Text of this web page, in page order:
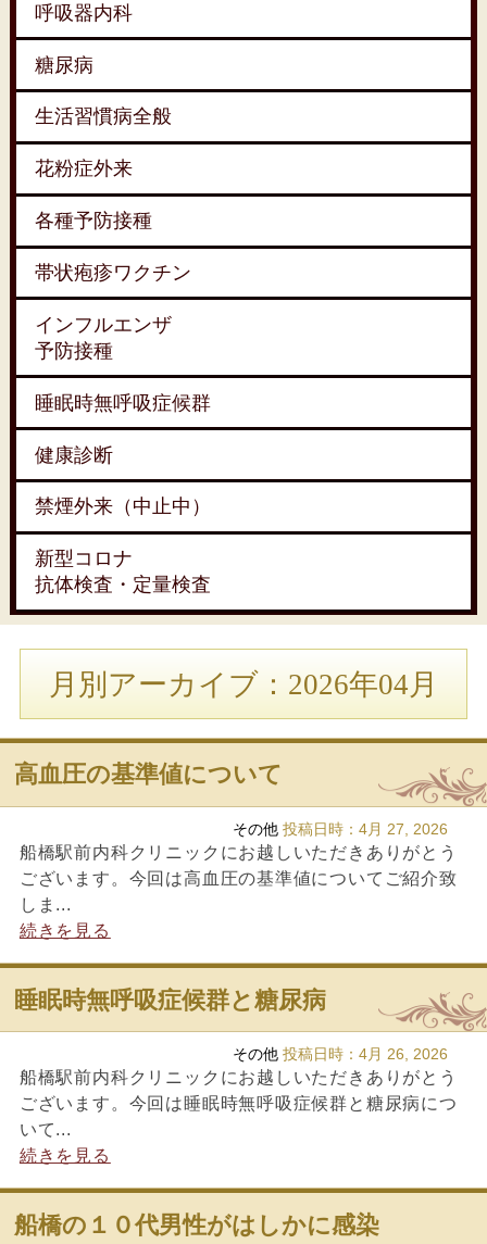
呼吸器内科
糖尿病
生活習慣病全般
花粉症外来
各種予防接種
帯状疱疹ワクチン
インフルエンザ
予防接種
睡眠時無呼吸症候群
健康診断
禁煙外来（中止中）
新型コロナ
抗体検査・定量検査
月別アーカイブ：2026年04月
高血圧の基準値について
その他 投稿日時：4月 27, 2026
船橋駅前内科クリニックにお越しいただきありがとう
ございます。今回は高血圧の基準値についてご紹介致
しま...
続きを見る
睡眠時無呼吸症候群と糖尿病
その他 投稿日時：4月 26, 2026
船橋駅前内科クリニックにお越しいただきありがとう
ございます。今回は睡眠時無呼吸症候群と糖尿病につ
いて...
続きを見る
船橋の１０代男性がはしかに感染